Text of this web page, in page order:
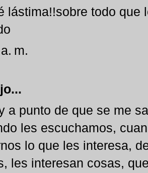
lástima!!sobre todo
m.
a punto de que se me
les escuchamos,
lo que les interesa,
les interesan cosas,